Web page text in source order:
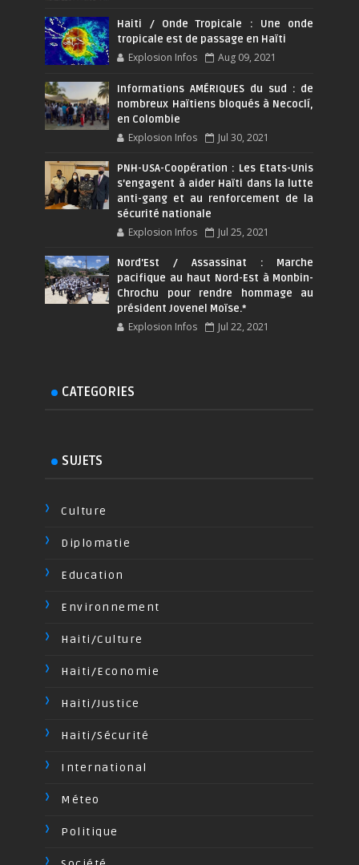
Haiti / Onde Tropicale : Une onde
tropicale est de passage en Haïti
Explosion Infos Aug 09, 2021
Informations AMÉRIQUES du sud : de
nombreux Haïtiens bloqués à Necoclí,
en Colombie
Explosion Infos Jul 30, 2021
PNH-USA-Coopération : Les Etats-Unis
s’engagent à aider Haïti dans la lutte
anti-gang et au renforcement de la
sécurité nationale
Explosion Infos Jul 25, 2021
Nord'Est / Assassinat : Marche
pacifique au haut Nord-Est à Monbin-
Chrochu pour rendre hommage au
président Jovenel Moïse.*
Explosion Infos Jul 22, 2021
CATEGORIES
SUJETS
Culture
Diplomatie
Education
Environnement
Haiti/Culture
Haiti/Economie
Haiti/Justice
Haiti/Sécurité
International
Méteo
Politique